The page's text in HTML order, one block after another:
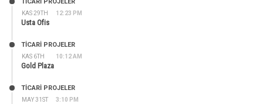
KAS 29TH 12:23 PM
TİCARİ PROJELER
Usta Ofis
KAS 6TH 10:12 AM
TİCARİ PROJELER
Gold Plaza
MAY 31ST 3:10 PM
TİCARİ PROJELER